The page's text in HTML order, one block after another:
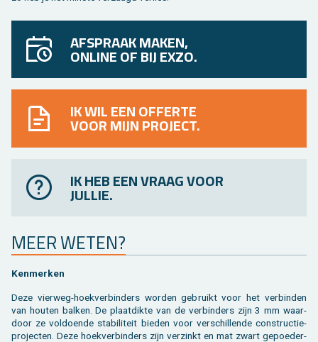
AFSPRAAK MAKEN,
ONLINE OF BIJ EXZO.
IK WIL EEN OFFERTE
VOOR MIJN PROJECT.
IK HEB EEN VRAAG VOOR
JULLIE.
MEER WETEN?
Ken­mer­ken
Deze vier­weg-hoek­ver­bin­ders wor­den ge­bruikt voor het ver­bin­den
van hou­ten bal­ken. De plaat­dik­te van de ver­bin­ders zijn 3 mm waar­
door ze vol­doen­de sta­bi­li­teit bie­den voor ver­schil­len­de con­struc­tie­
pro­jec­ten. Deze hoek­ver­bin­ders zijn ver­zinkt en mat zwart ge­poe­der­